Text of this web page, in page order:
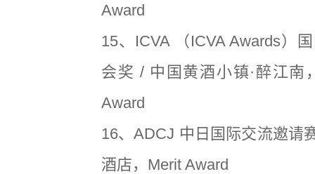
Award
15、ICVA （ICVA Awards）
会奖 / 中国黄酒小镇·醉江南
Award
16、ADCJ 中日国际交流邀请
酒店，Merit Award